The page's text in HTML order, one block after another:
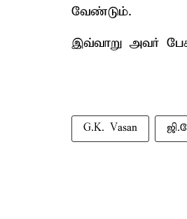
வேண்டும்.
இவ்வாறு அவர்
G.K. Vasan